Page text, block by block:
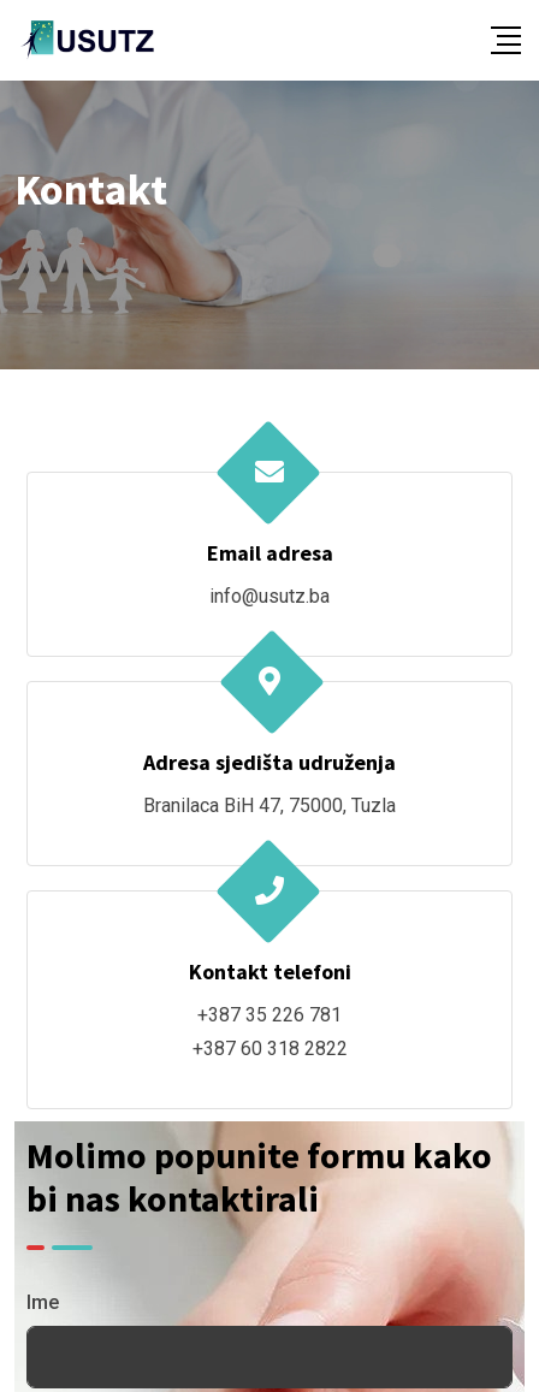
Kontakt
-
Email adresa
info@usutz.ba
Adresa sjedišta udruženja
Branilaca BiH 47, 75000, Tuzla
Kontakt telefoni
+387 35 226 781
+387 60 318 2822
Molimo popunite formu kako
bi nas kontaktirali
Ime